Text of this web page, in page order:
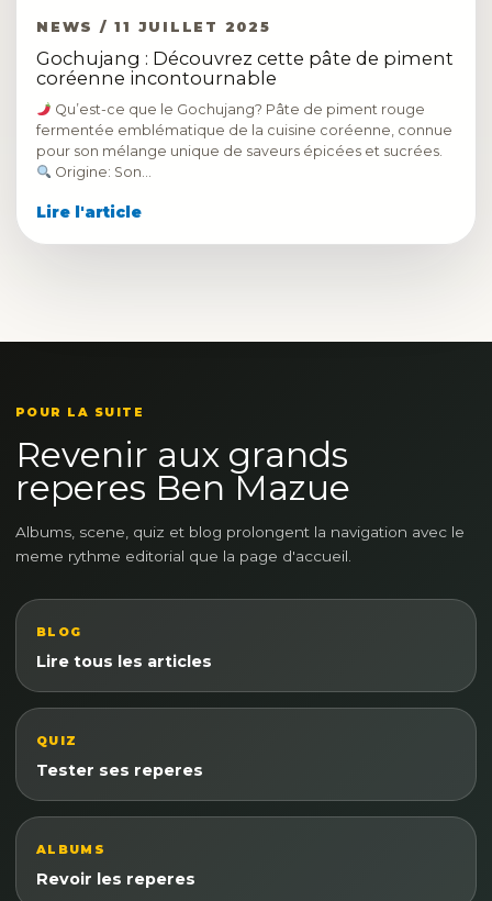
NEWS / 11 JUILLET 2025
Gochujang : Découvrez cette pâte de piment
coréenne incontournable
Qu’est-ce que le Gochujang? Pâte de piment rouge
fermentée emblématique de la cuisine coréenne, connue
pour son mélange unique de saveurs épicées et sucrées.
Origine: Son…
Lire l'article
POUR LA SUITE
Revenir aux grands
reperes Ben Mazue
Albums, scene, quiz et blog prolongent la navigation avec le
meme rythme editorial que la page d'accueil.
BLOG
Lire tous les articles
QUIZ
Tester ses reperes
ALBUMS
Revoir les reperes